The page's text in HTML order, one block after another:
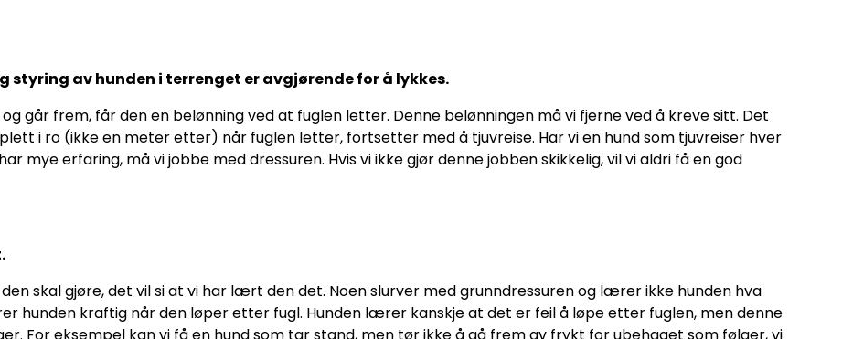
av hunden i terrenget er avgjørende for å lykkes.
går frem, får den en belønning ved at fuglen letter. Denne belønningen må vi fjerne ved å kreve sitt. Det
i ro (ikke en meter etter) når fuglen letter, fortsetter med å tjuvreise. Har vi en hund som tjuvreiser hver
mye erfaring, må vi jobbe med dressuren. Hvis vi ikke gjør denne jobben skikkelig, vil vi aldri få en god
skal gjøre, det vil si at vi har lært den det. Noen slurver med grunndressuren og lærer ikke hunden hva
hunden kraftig når den løper etter fugl. Hunden lærer kanskje at det er feil å løpe etter fuglen, men denne